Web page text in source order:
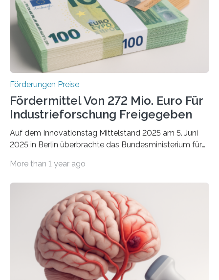
Förderungen Preise
Fördermittel Von 272 Mio. Euro Für
Industrieforschung Freigegeben
Auf dem Innovationstag Mittelstand 2025 am 5. Juni
2025 in Berlin überbrachte das Bundesministerium für
Überplanmäßige Verpflichtungsermächtigungen in
Woche vom Haushaltsausschuss freigegeben – unter
anderem zur Unterstützung der
Industrieforschungsprogramme Industrielle
Gemeinschaftsforschung (IGF), Zentrales
Innovationsprogramm Mittelstand (ZIM) und
Innovationskompetenz INNO-KOM. Auf dem
Innovationstag Mittelstand 2025 am 5. Juni 2025 in
Berlin überbrachte das Bundesministerium für
More than 1 year ago